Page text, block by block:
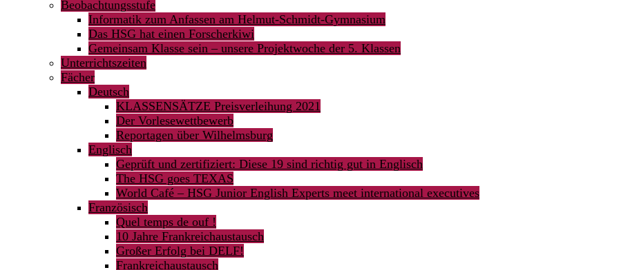
Beobachtungsstufe
Informatik zum Anfassen am Helmut-Schmidt-Gymnasium
Das HSG hat einen Forscherkiwi
Gemeinsam Klasse sein – unsere Projektwoche der 5. Klassen
Unterrichtszeiten
Fächer
Deutsch
KLASSENSÄTZE Preisverleihung 2021
Der Vorlesewettbewerb
Reportagen über Wilhelmsburg
Englisch
Geprüft und zertifiziert: Diese 19 sind richtig gut in Englisch
The HSG goes TEXAS
World Café – HSG Junior English Experts meet international executives
Französisch
Quel temps de ouf !
10 Jahre Frankreichaustausch
Großer Erfolg bei DELF!
Frankreichaustausch